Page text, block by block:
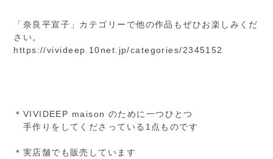
「奈良平宣子」カテゴリーで他の作品もぜひお楽しみくだ
さい。
https://vivideep.10net.jp/categories/2345152
＊VIVIDEEP maison のために一つひとつ
手作りをしてくださっている1点ものです
＊実店舗でも販売しています